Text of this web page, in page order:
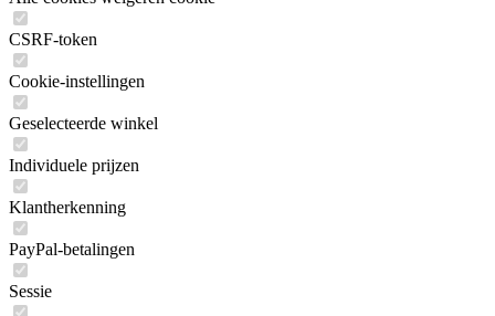
CSRF-token
Cookie-instellingen
Geselecteerde winkel
Individuele prijzen
Klantherkenning
PayPal-betalingen
Sessie